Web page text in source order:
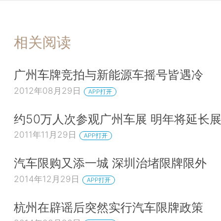
相关阅读
广州车牌竞拍与新能源车摇号皆遇冷
2012年08月29日 APP打开
约50万人次参观广州车展 明年将延长
2011年11月29日 APP打开
汽车限购又添一城 深圳治堵限牌限外
2014年12月29日 APP打开
杭州在辟谣后突然实行汽车限牌政策